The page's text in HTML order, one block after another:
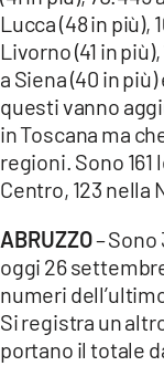
Lucca (48 in più),
Livorno (41 in
a Siena (40 in più)
questi vanno
in Toscana ma
regioni. Sono 161
Centro, 123 nella
ABRUZZO–
oggi 26
numeri
Si registra un
portano il totale